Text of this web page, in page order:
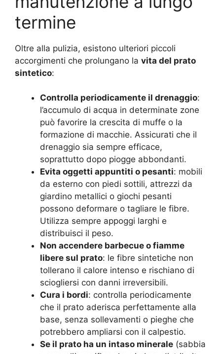
termine
Oltre alla pulizia, esistono ulteriori piccoli
accorgimenti che prolungano la vita del prato
sintetico:
Controlla periodicamente il drenaggio:
l’accumulo di acqua in determinate zone
può favorire la crescita di muffe o la
formazione di macchie. Assicurati che il
drenaggio sia sempre efficace,
soprattutto dopo piogge abbondanti.
Evita oggetti appuntiti o pesanti: mobili
da esterno con piedi sottili, attrezzi da
giardino metallici o giochi pesanti
possono deformare o tagliare le fibre.
Utilizza sempre appoggi larghi e
distribuisci il peso.
Non accendere barbecue o fiamme
libere sul prato: le fibre sintetiche non
tollerano il calore intenso e rischiano di
sciogliersi con danni irreversibili.
Cura i bordi: controlla periodicamente
che il prato aderisca perfettamente alla
base, senza sollevamenti o pieghe che
potrebbero ampliarsi con il calpestio.
Se il prato ha un intaso minerale (sabbia